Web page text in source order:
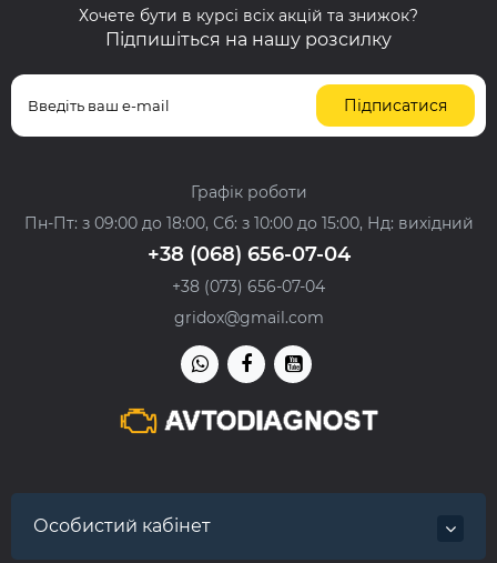
Хочете бути в курсі всіх акцій та знижок?
Підпишіться на нашу розсилку
Підписатися
Графік роботи
Пн-Пт: з 09:00 до 18:00, Сб: з 10:00 до 15:00, Нд: вихідний
+38 (068) 656-07-04
+38 (073) 656-07-04
gridox@gmail.com
Особистий кабінет